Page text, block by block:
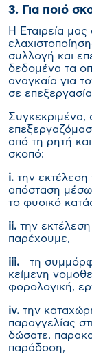
3. Για ποιό
Η Εταιρεία
συλλογή και
δεδομένα τα
αναγκαία για
σε
Συγκεκριμένα,
από τη ρητή
σκοπό:
i. την
απόσταση μέσω
το φυσικό
ii. την
παρέχουμε,
iii. τη
κείμενη
φορολογική,
iv. την
παραγγελίας
δώσατε,
παράδοση,